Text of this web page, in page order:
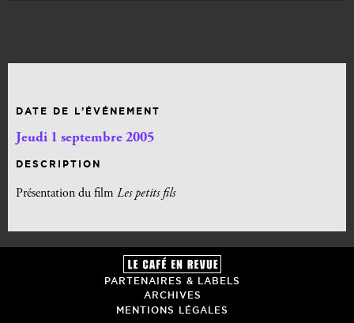
DATE DE L’ÉVÉNEMENT
Jeudi 1 septembre 2005
DESCRIPTION
Présentation du film Les petits fils
PARTENAIRES & LABELS
ARCHIVES
MENTIONS LÉGALES